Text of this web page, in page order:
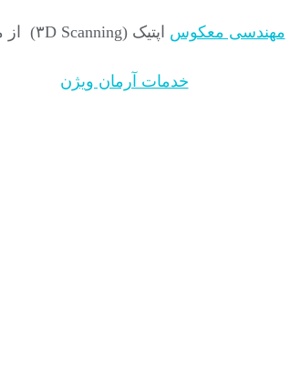
مهندسی معکوس اپتیک (۳D Scanning) از مدل و تجهیزات موجود را به شما ارایه می نماید.